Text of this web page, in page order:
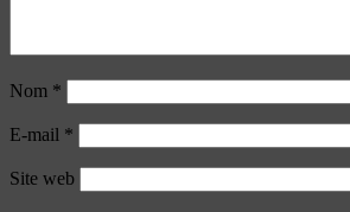
Nom *
E-mail *
Site web